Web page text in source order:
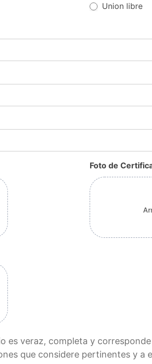
Union libre
Foto de
veraz, completa y
que considere pertinentes y